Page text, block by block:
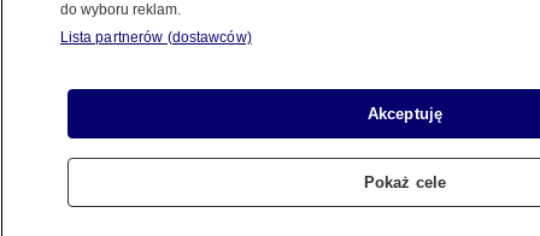
do wyboru reklam.
Lista partnerów (dostawców)
Akceptuję
Pokaż cele